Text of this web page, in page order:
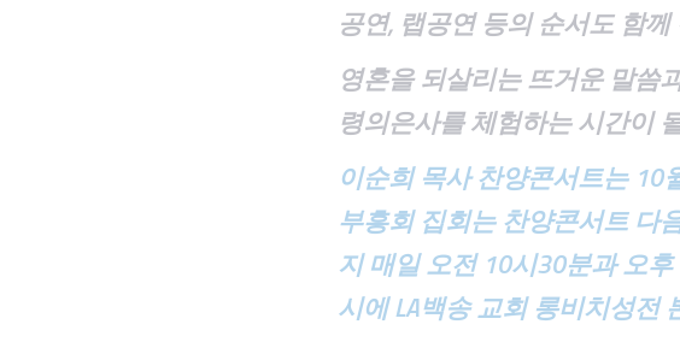
공연, 랩공연등의 순서도
영혼을 되살리는 뜨거운 말씀
령의은사를 체험하는 시간이
이순희목사 찬양콘서트는 10
부흥회 집회는 찬양콘서트 다
지매일오전 10시30분과 오후
시에LA백송 교회 롱비치성전